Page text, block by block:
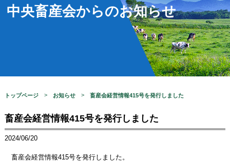
中央畜産会からのお知らせ
トップページ お知らせ 畜産会経営情報415号を発行しました
畜産会経営情報415号を発行しました
2024/06/20
畜産会経営情報415号を発行しました。